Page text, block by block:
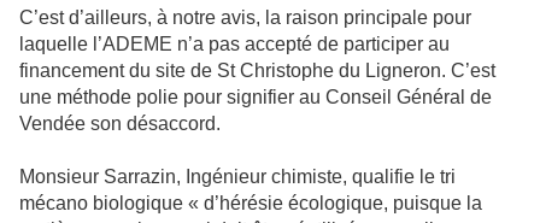
C’est d’ailleurs, à notre avis, la raison principale pour
laquelle l’ADEME n’a pas accepté de participer au
financement du site de St Christophe du Ligneron. C’est
une méthode polie pour signifier au Conseil Général de
Vendée son désaccord.
Monsieur Sarrazin, Ingénieur chimiste, qualifie le tri
mécano biologique « d’hérésie écologique, puisque la